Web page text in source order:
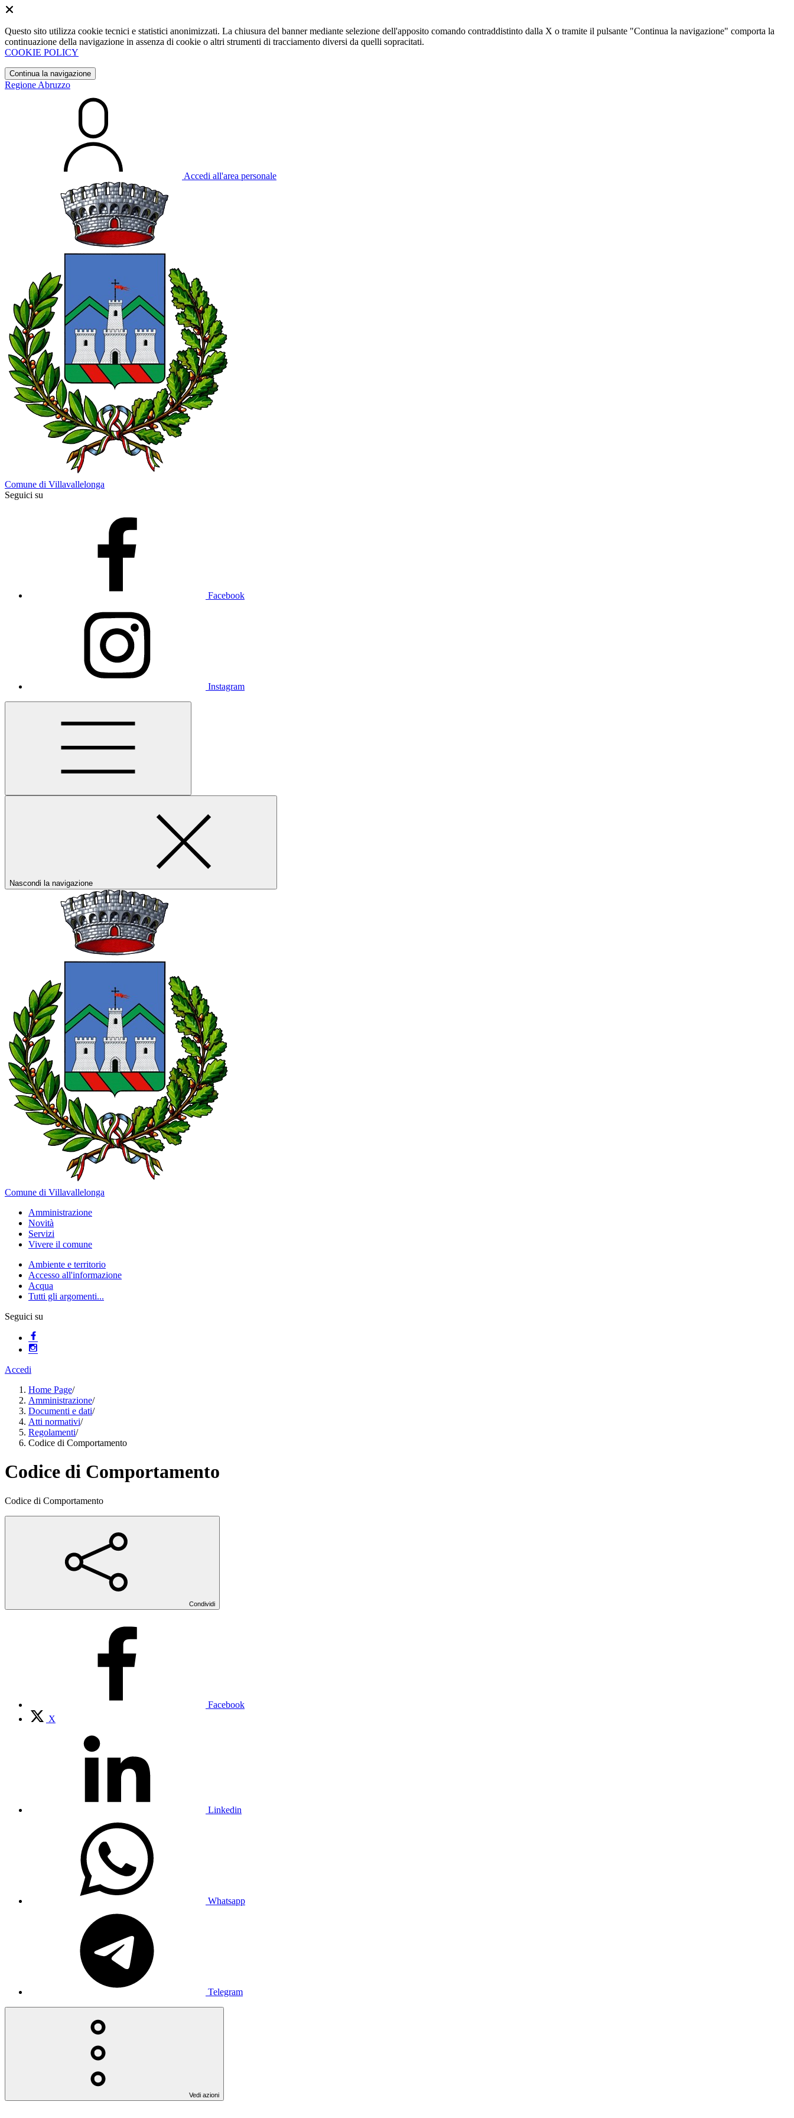
Questo sito utilizza cookie tecnici e statistici anonimizzati. La chiusura del banner mediante selezione dell'apposito comando contraddistinto dalla X o tramite il pulsante "Continua la navigazione" comporta la
continuazione della navigazione in assenza di cookie o altri strumenti di tracciamento diversi da quelli sopracitati.
COOKIE POLICY
Continua la navigazione
Regione Abruzzo
Accedi all'area personale
Comune di Villavallelonga
Seguici su
Facebook
Instagram
Nascondi la navigazione
Comune di Villavallelonga
Amministrazione
Novità
Servizi
Vivere il comune
Ambiente e territorio
Accesso all'informazione
Acqua
Tutti gli argomenti...
Seguici su
Accedi
Home Page/
Amministrazione/
Documenti e dati/
Atti normativi/
Regolamenti/
Codice di Comportamento
Codice di Comportamento
Codice di Comportamento
Condividi
Facebook
X
Linkedin
Whatsapp
Telegram
Vedi azioni